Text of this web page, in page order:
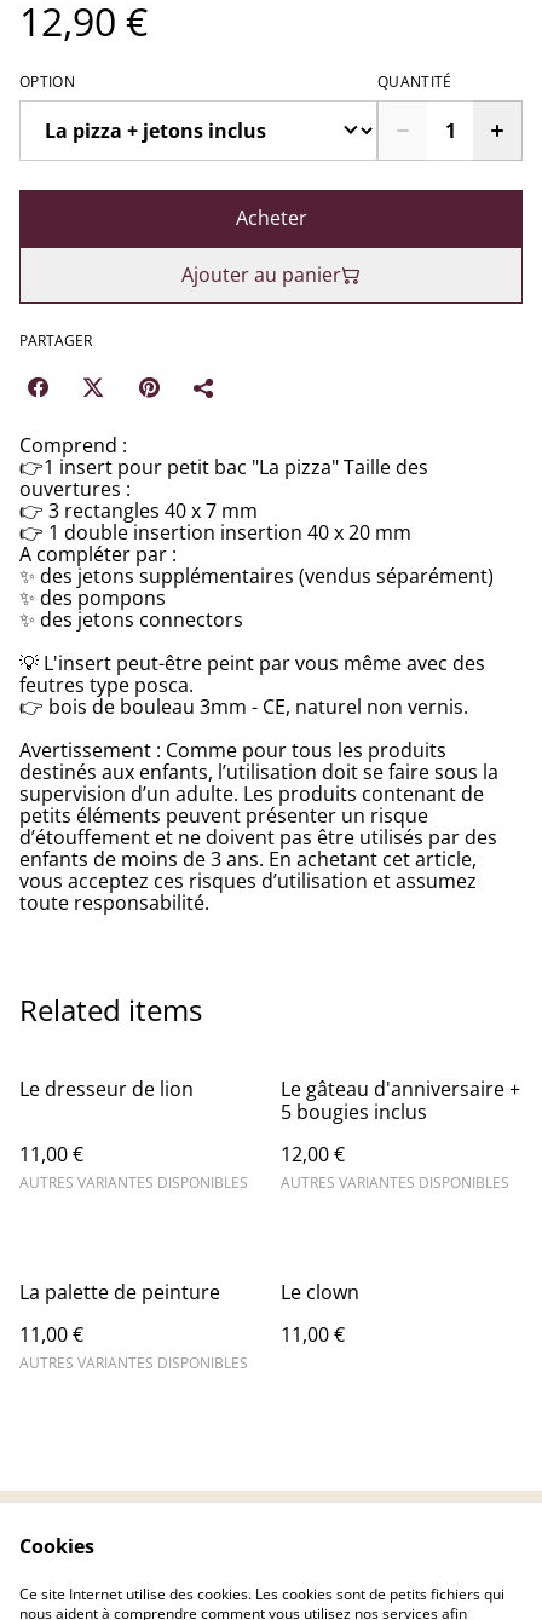
12,90 €
OPTION QUANTITÉ
Acheter
Ajouter au panier
PARTAGER
Comprend :
👉1 insert pour petit bac "La pizza" Taille des
ouvertures :
👉 3 rectangles 40 x 7 mm
👉 1 double insertion insertion 40 x 20 mm
A compléter par :
✨ des jetons supplémentaires (vendus séparément)
✨ des pompons
✨ des jetons connectors
💡 L'insert peut-être peint par vous même avec des
feutres type posca.
👉 bois de bouleau 3mm - CE, naturel non vernis.
Avertissement : Comme pour tous les produits
destinés aux enfants, l’utilisation doit se faire sous la
supervision d’un adulte. Les produits contenant de
petits éléments peuvent présenter un risque
d’étouffement et ne doivent pas être utilisés par des
enfants de moins de 3 ans. En achetant cet article,
vous acceptez ces risques d’utilisation et assumez
toute responsabilité.
Related items
Le dresseur de lion
11,00 €
AUTRES VARIANTES DISPONIBLES
Le gâteau d'anniversaire +
5 bougies inclus
12,00 €
AUTRES VARIANTES DISPONIBLES
La palette de peinture
11,00 €
AUTRES VARIANTES DISPONIBLES
Le clown
11,00 €
Politique de
confidentialité
Politique de cookies
Cookies
Ce site Internet utilise des cookies. Les cookies sont de petits fichiers qui
nous aident à comprendre comment vous utilisez nos services afin